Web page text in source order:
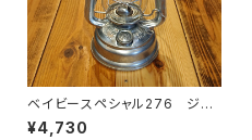
ベイビースペシャル276 ジン
ク
¥4,730